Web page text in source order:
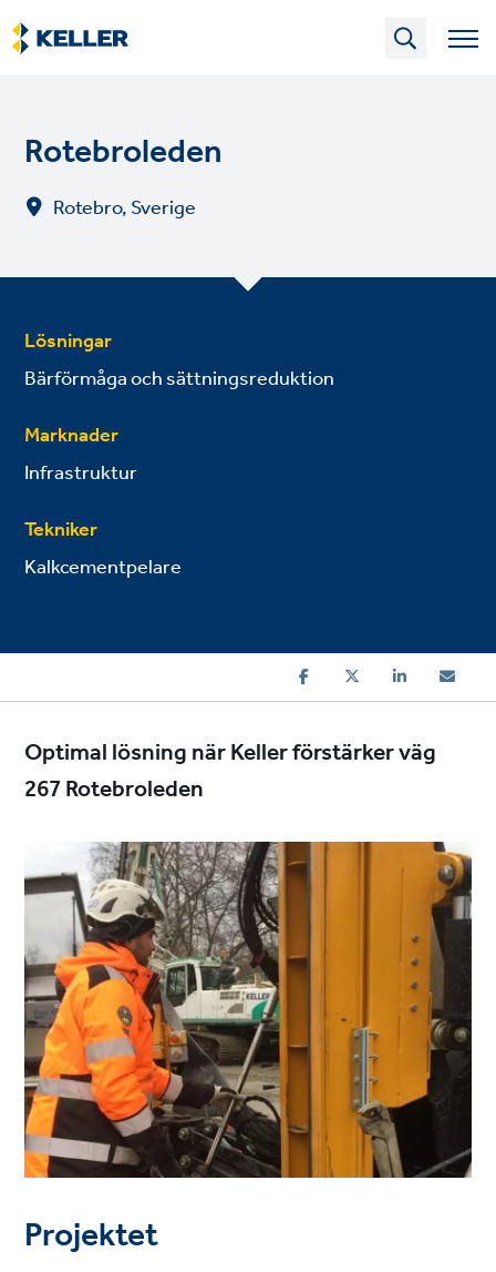
Skip
to
main
Rotebroleden
Rotebro, Sverige
Lösningar
Bärförmåga och sättningsreduktion
Marknader
Infrastruktur
Tekniker
Kalkcementpelare
Optimal lösning när Keller förstärker väg
267 Rotebroleden
Projektet